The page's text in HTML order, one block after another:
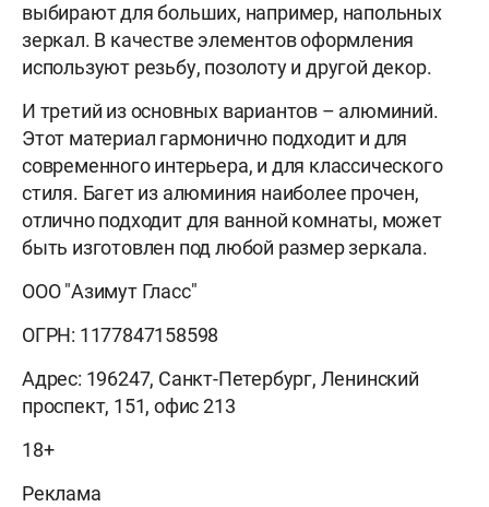
выбирают для больших, например, напольных
зеркал. В качестве элементов оформления
используют резьбу, позолоту и другой декор.
И третий из основных вариантов – алюминий.
Этот материал гармонично подходит и для
современного интерьера, и для классического
стиля. Багет из алюминия наиболее прочен,
отлично подходит для ванной комнаты, может
быть изготовлен под любой размер зеркала.
ООО "Азимут Гласс"
ОГРН: 1177847158598
Адрес: 196247, Санкт-Петербург, Ленинский
проспект, 151, офис 213
18+
Реклама